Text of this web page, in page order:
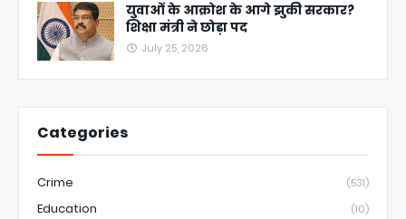
युवाओं के आक्रोश के आगे झुकी सरकार?
शिक्षा मंत्री ने छोड़ा पद
July 25, 2026
Categories
Crime (531)
Education (10)